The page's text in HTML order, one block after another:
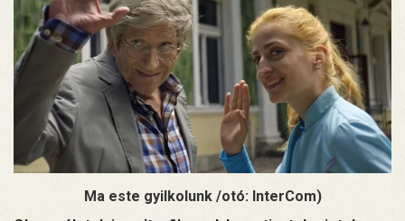
Ma este gyilkolunk /otó: InterCom)